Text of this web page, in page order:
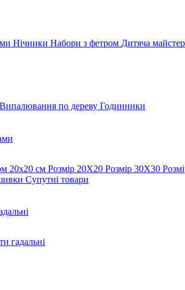
Нічники Набори з фетром Дитяча
Випалювання по дереву Годинники
20х20 см Розмір 20Х20 Розмір 30Х30
Супутні товари
гадальні